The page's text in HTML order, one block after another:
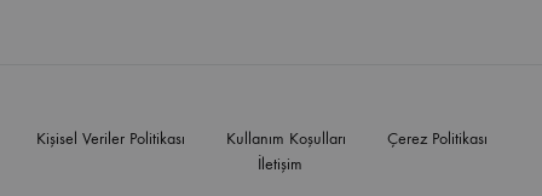
Kişisel Veriler Politikası Kullanım Koşulları
Çerez Politikası
İletişim